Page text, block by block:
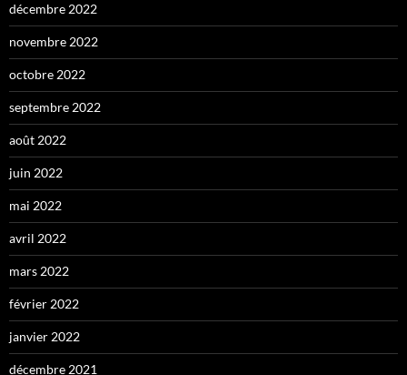
décembre 2022
novembre 2022
octobre 2022
septembre 2022
août 2022
juin 2022
mai 2022
avril 2022
mars 2022
février 2022
janvier 2022
décembre 2021